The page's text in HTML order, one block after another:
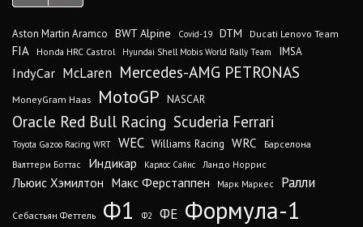
Aston Martin Aramco BWT Alpine Covid-19 DTM Ducati Lenovo Team
FIA Honda HRC Castrol Hyundai Shell Mobis World Rally Team IMSA
IndyCar McLaren Mercedes-AMG PETRONAS
MoneyGram Haas MotoGP NASCAR
Oracle Red Bull Racing Scuderia Ferrari
Toyota Gazoo Racing WRT WEC Williams Racing WRC
Барселона
Валттери Боттас
Индикар Карлос Сайнс Ландо Норрис
Льюис Хэмилтон Макс Ферстаппен Марк Маркес Ралли
Себастьян Феттель Ф1 Ф2 ФЕ Формула-1